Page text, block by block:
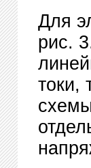
Для
рис.
токи,